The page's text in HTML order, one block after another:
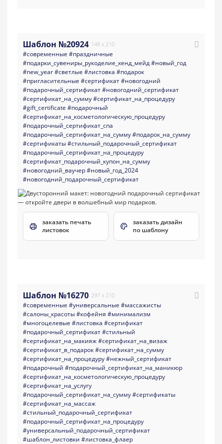
Шаблон №20924 148 x 210
#современные #праздничные
#подарки_сувениры_рукоделие_хенд_мейд#новый_год
#new_year#светлые #листовка #подарок
#пригласительные #сертификат#новогодний
#подарочный_сертификат#новогодний_сертификат
#сертификат_на_сумму#сертификат_на_процедуру
#gift_certificate #подарочный
#сертификат_на_косметологическую_процедуру
#подарочный_сертификат_спа
#подарочный_сертификат_на_сумму#подарок_на_сумму
#сертификаты#стильный_подарочный_сертификат
#подарочный_сертификат_на_процедуру
#сертификат_подарочный_купон_на_сумму
#новогодний_ваучер#новый_год_2024
#новогодний_подарочный_сертификат
заказать печать
листовок
заказать дизайн
по шаблону
Шаблон №16270 297 x 210
#современные #универсальные #массажисты
#салоны_красоты#кофейня #минимализм
#многоцелевые #листовка #сертификат
#подарочный_сертификат#стильный
#сертификат_на_макияж#сертификат_на_визаж
#сертификат_в_подарок#сертификат_на_сумму
#сертификат_на_процедуру#нежный_сертификат
#подарочный #подарочный_сертификат_на_маникюр
#сертификат_на_косметологическую_процедуру
#сертификат_на_услугу
#подарочный_сертификат_на_сумму#сертификаты
#сертификат_на_массаж
#стильный_подарочный_сертификат
#подарочный_сертификат_на_процедуру
#универсальный_подарочный_сертификат
#шаблон_листовки #листовка_флаер